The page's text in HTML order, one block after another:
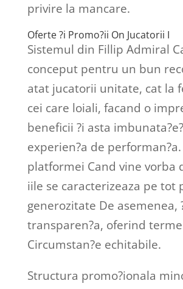
privire la mancare.
Oferte ?i Promo?ii On Jucatorii I
Sistemul din Fillip Admiral
conceput pentru un bun
atat jucatorii unitate, cat la
cei care loiali, facand o
beneficii ?i asta
experien?a de
platformei Cand vine vorba
iile se caracterizeaza pe tot
generozitate De asemenea,
transparen?a, oferind
Circumstan?e echitabile.
Structura promo?ionala